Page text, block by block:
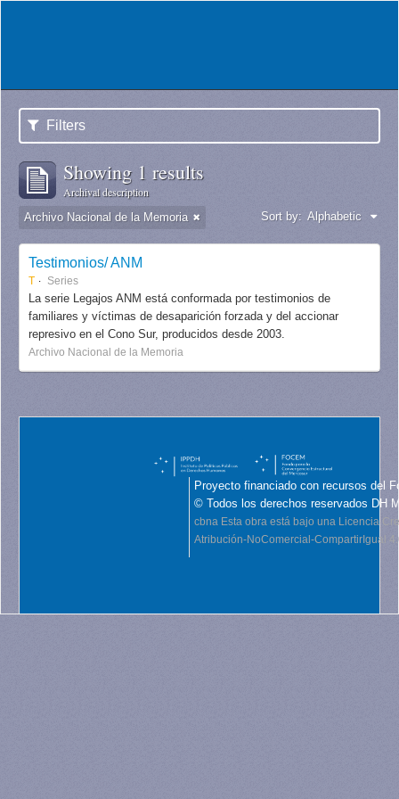
Filters
Showing 1 results
Archival description
Archivo Nacional de la Memoria Sort by: Alphabetic
Testimonios/ ANM
T Series
La serie Legajos ANM está conformada por testimonios de
familiares y víctimas de desaparición forzada y del accionar
represivo en el Cono Sur, producidos desde 2003.
Archivo Nacional de la Memoria
Proyecto financiado con recursos del
© Todos los derechos reservados DH
cbna Esta obra está bajo una Licencia
Atribución-NoComercial-CompartirIgual